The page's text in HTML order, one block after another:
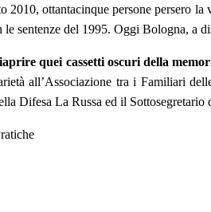
2010, ottantacinque persone persero
le sentenze del 1995. Oggi Bologna, a
quei cassetti oscuri della
all’Associazione tra i Familiari
Difesa La Russa ed il